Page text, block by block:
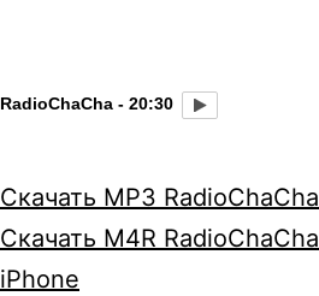
RadioChaCha - 20:30
Скачать MP3
Скачать M4R
iPhone